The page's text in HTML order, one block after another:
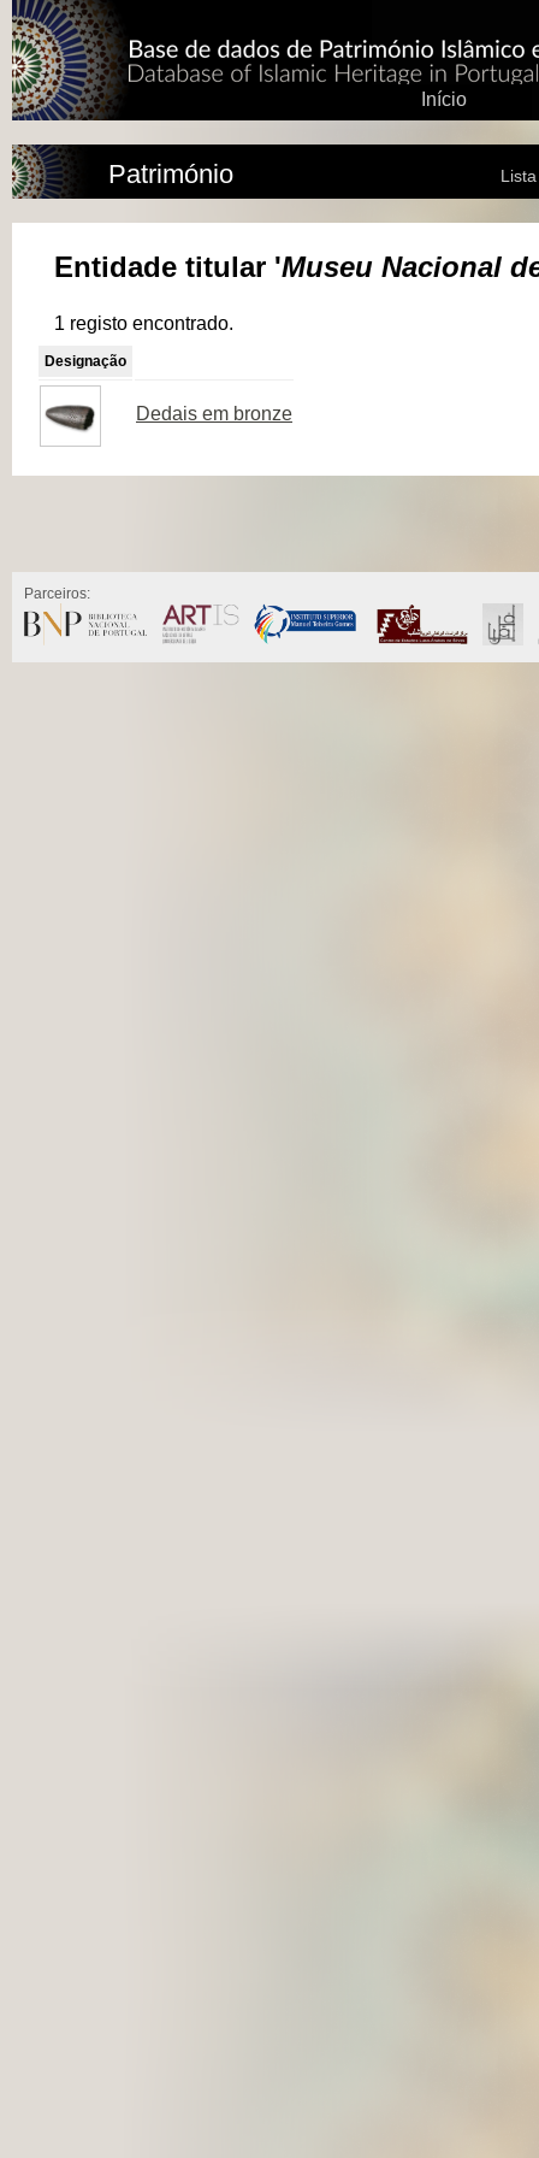
Início
Património
Entidade titular 'Museu Nacional
1 registo encontrado.
Designação
Dedais em bronze
Parceiros: